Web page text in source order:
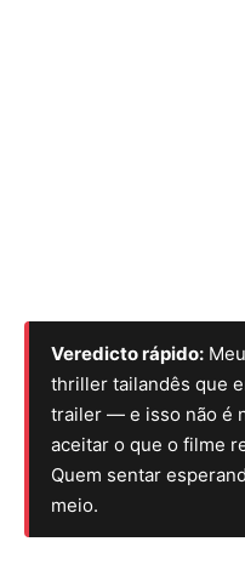
Veredicto rápido:
thriller tailandês que
trailer — e isso não é
aceitar o que o filme
Quem sentar
meio.